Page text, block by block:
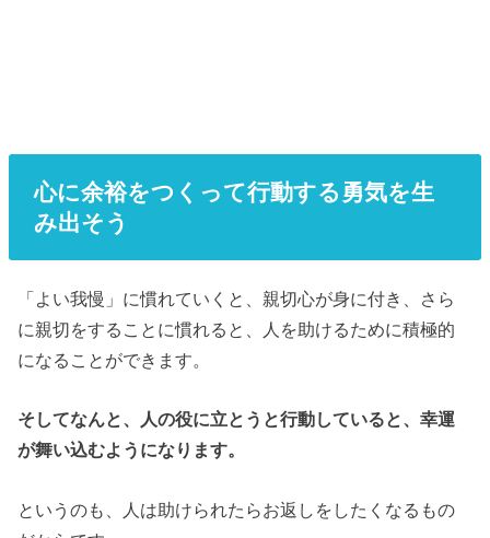
心に余裕をつくって行動する勇気を生
み出そう
「よい我慢」に慣れていくと、親切心が身に付き、さら
に親切をすることに慣れると、人を助けるために積極的
になることができます。
そしてなんと、人の役に立とうと行動していると、幸運
が舞い込むようになります。
というのも、人は助けられたらお返しをしたくなるもの